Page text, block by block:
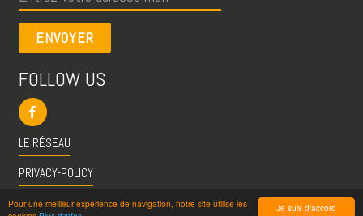
Je suis d'accord
Pour une meilleur expérience de navigation, notre site utilise les
ENVOYER
FOLLOW US
LE RÉSEAU
PRIVACY-POLICY
CGU